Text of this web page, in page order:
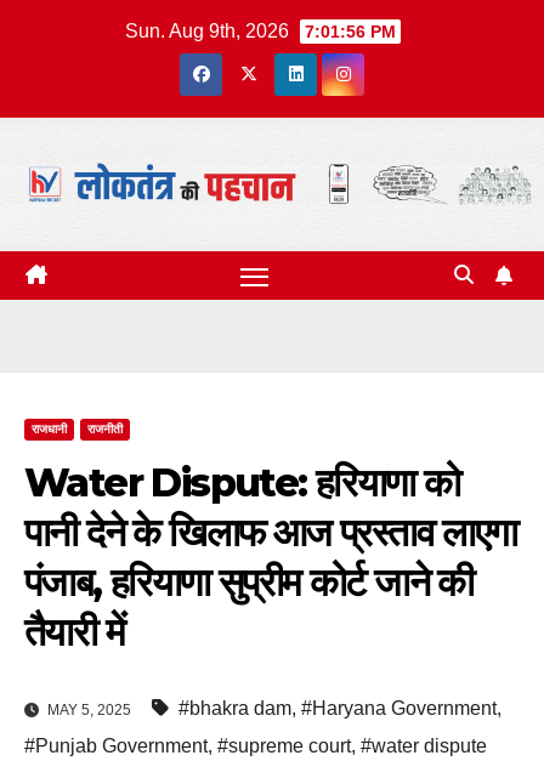
Sun. Aug 9th, 2026 7:01:57 PM
राजधानी राजनीती
Water Dispute: हरियाणा को
पानी देने के खिलाफ आज प्रस्ताव लाएगा
पंजाब, हरियाणा सुप्रीम कोर्ट जाने की
तैयारी में
MAY 5, 2025 #bhakra dam, #Haryana Government,
#Punjab Government, #supreme court, #water dispute